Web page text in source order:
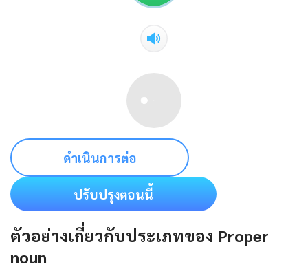
ดำเนินการต่อ
ปรับปรุงตอนนี้
ตัวอย่างเกี่ยวกับประเภทของ Proper
noun